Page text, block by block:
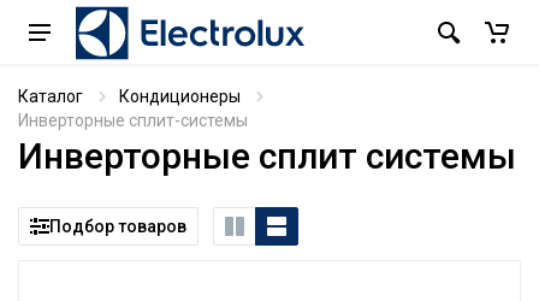
Каталог
Кондиционеры
Инверторные сплит-системы
Инверторные сплит системы
Подбор товаров